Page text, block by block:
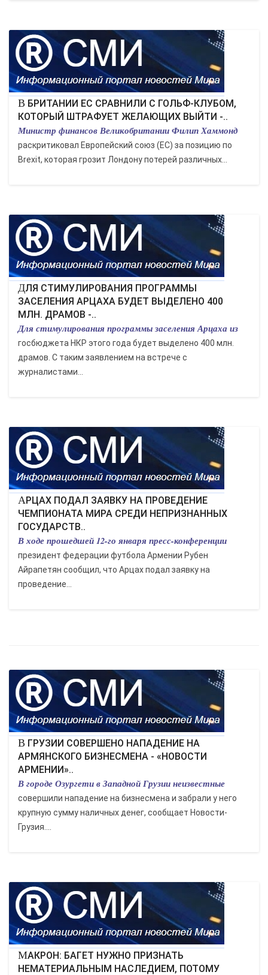
В БРИТАНИИ ЕС СРАВНИЛИ С ГОЛЬФ-КЛУБОМ,
КОТОРЫЙ ШТРАФУЕТ ЖЕЛАЮЩИХ ВЫЙТИ -..
Министр финансов Великобритании Филип Хаммонд
раскритиковал Европейский союз (ЕС) за позицию по
Brexit, которая грозит Лондону потерей различных...
ДЛЯ СТИМУЛИРОВАНИЯ ПРОГРАММЫ
ЗАСЕЛЕНИЯ АРЦАХА БУДЕТ ВЫДЕЛЕНО 400
МЛН. ДРАМОВ -..
Для стимулирования программы заселения Арцаха из
госбюджета НКР этого года будет выделено 400 млн.
драмов. С таким заявлением на встрече с
журналистами...
АРЦАХ ПОДАЛ ЗАЯВКУ НА ПРОВЕДЕНИЕ
ЧЕМПИОНАТА МИРА СРЕДИ НЕПРИЗНАННЫХ
ГОСУДАРСТВ..
В ходе прошедшей 12-го января пресс-конференции
президент федерации футбола Армении Рубен
Айрапетян сообщил, что Арцах подал заявку на
проведение...
В ГРУЗИИ СОВЕРШЕНО НАПАДЕНИЕ НА
АРМЯНСКОГО БИЗНЕСМЕНА - «НОВОСТИ
АРМЕНИИ»..
В городе Озургети в Западной Грузии неизвестные
совершили нападение на бизнесмена и забрали у него
крупную сумму наличных денег, сообщает Новости-
Грузия....
МАКРОН: БАГЕТ НУЖНО ПРИЗНАТЬ
НЕМАТЕРИАЛЬНЫМ НАСЛЕДИЕМ, ПОТОМУ